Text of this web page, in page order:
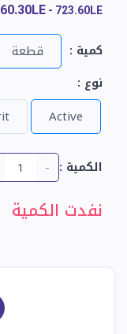
60.30LE - 723.60LE
كمية : قطعة
نوع :
Active
الكمية : -
نفدت الكمية